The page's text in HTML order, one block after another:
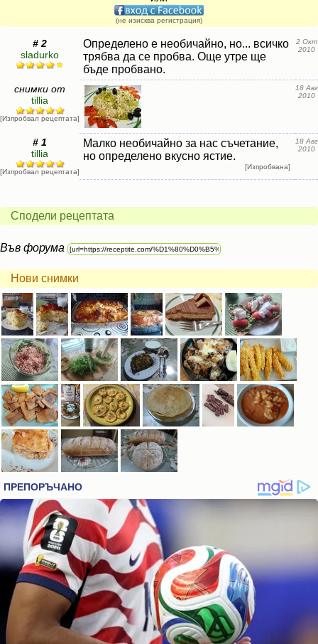
(не изисква регистрация)
# 2
sladurko
Определено е необичайно, но... всичко
трябва да се пробва. Още утре ще
бъде пробвано.
2 Окт
2010
снимки от
tillia
[Изпробвал рецептата]
18 Авг
2010
# 1
tillia
[Изпробвал рецептата]
Малко необичайно за нас съчетание,
но определено вкусно ястие.
[Изпробвана]
18 Авг
2010
Сподели рецептата
Във форума
Нови снимки